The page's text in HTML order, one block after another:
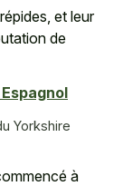
et leur
de
Yorkshire
à